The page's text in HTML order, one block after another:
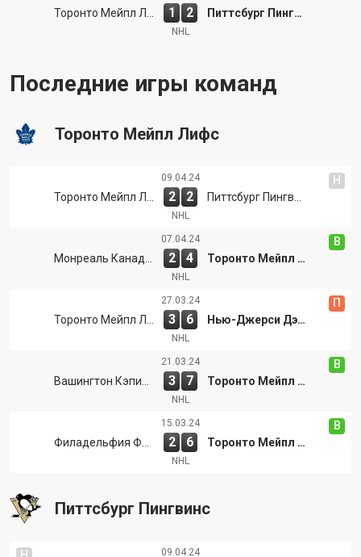
1 2 Питтсбург Пингвинс
NHL
Последние игры команд
Торонто Мейпл Лифс
Н
09.04.24
2 2
NHL
В
07.04.24
2 4 Торонто Мейпл Лифс
NHL
П
27.03.24
3 6 Нью-Джерси Дэвилс
NHL
В
21.03.24
3 7 Торонто Мейпл Лифс
NHL
В
15.03.24
2 6 Торонто Мейпл Лифс
NHL
Питтсбург Пингвинс
09.04.24